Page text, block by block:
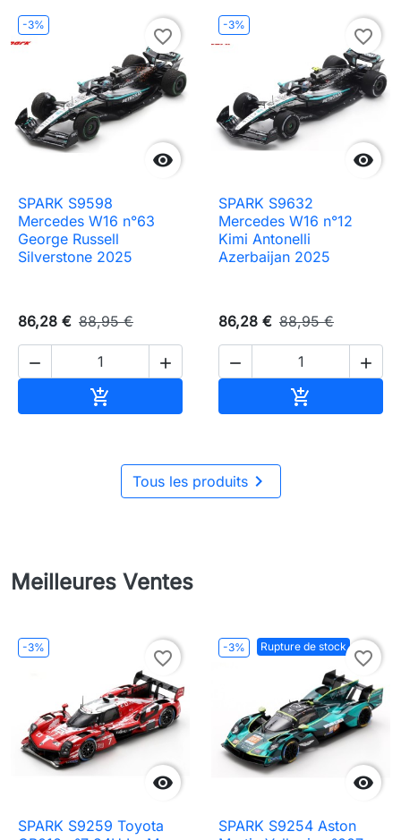
-3%

favorite_border
SPARK S9598
Mercedes W16 n°63
George Russell
Silverstone 2025
86,28 € 88,95 €
 

-3%

favorite_border
SPARK S9632
Mercedes W16 n°12
Kimi Antonelli
Azerbaijan 2025
86,28 € 88,95 €
 

Tous les produits
Meilleures Ventes
-3%

favorite_border
SPARK S9259 Toyota
-3% Rupture de stock

favorite_border
SPARK S9254 Aston